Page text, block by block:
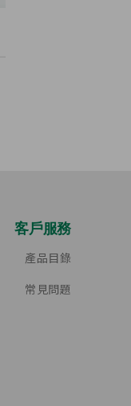
客戶服務
產品目錄
常見問題